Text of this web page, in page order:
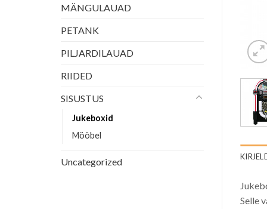
MÄNGULAUAD
PETANK
PILJARDILAUAD
RIIDED
SISUSTUS
Jukeboxid
Mööbel
Uncategorized
Selle